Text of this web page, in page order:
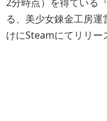
る、美少女錬金工房運
けにSteamにてリリー